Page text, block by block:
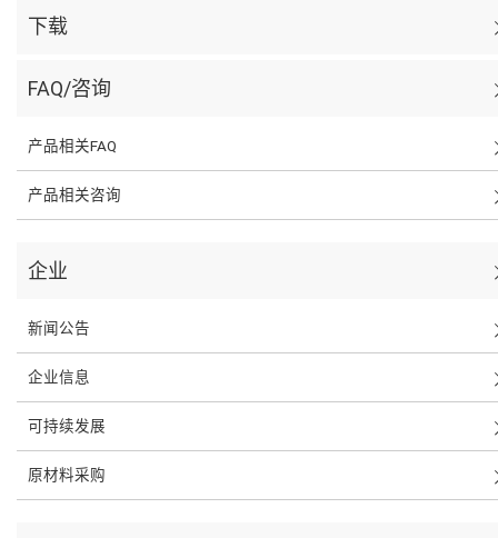
下载
FAQ/咨询
产品相关FAQ
产品相关咨询
企业
新闻公告
企业信息
可持续发展
原材料采购